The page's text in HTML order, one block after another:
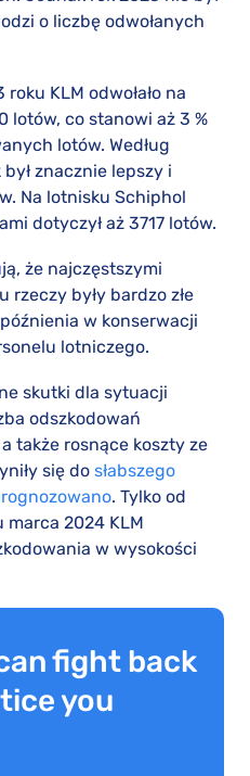
o liczbę odwołanych
KLM odwołało na
lotów, co stanowi aż 3 %
lotów. Według
znacznie lepszy i
Na lotnisku Schiphol
dotyczył aż 3717 lotów.
że najczęstszymi
były bardzo złe
w konserwacji
lotniczego.
skutki dla sytuacji
odszkodowań
także rosnące koszty ze
się do słabszego
. Tylko od
2024 KLM
w wysokości
fight back
you